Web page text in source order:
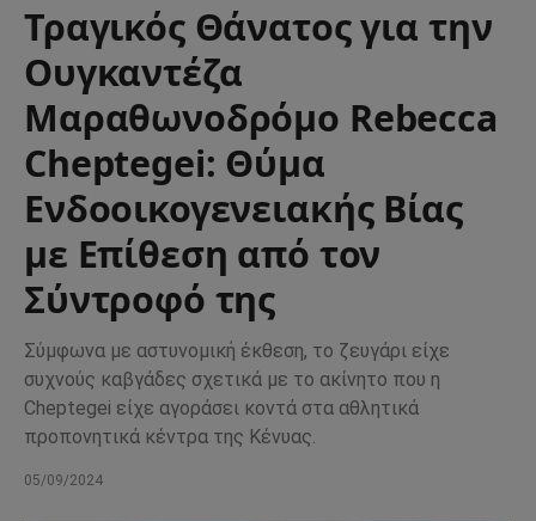
Τραγικός Θάνατος για την
Ουγκαντέζα
Μαραθωνοδρόμο Rebecca
Cheptegei: Θύμα
Ενδοοικογενειακής Βίας
με Επίθεση από τον
Σύντροφό της
Σύμφωνα με αστυνομική έκθεση, το ζευγάρι είχε
συχνούς καβγάδες σχετικά με το ακίνητο που η
Cheptegei είχε αγοράσει κοντά στα αθλητικά
προπονητικά κέντρα της Κένυας.
05/09/2024